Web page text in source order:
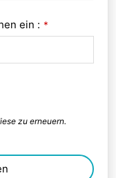
ein : *
zu erneuern.